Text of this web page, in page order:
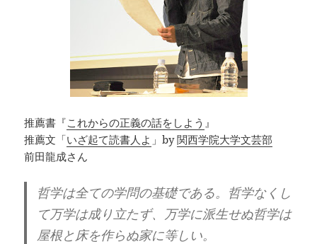
推薦書『これからの正義の話をしよう 』
推薦文「いざ起て読書人よ 」by関西学院大学文芸部
前田龍成さん
哲学は全ての学問の基礎である。哲学なくし
て万学は成り立たず、万学に派生せぬ哲学は
屋根と床を作らぬ家に等しい。